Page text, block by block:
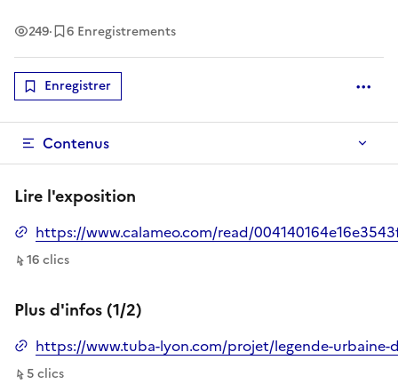
249Vues
· 6 Enregistrements
Enregistrer
Contenus
Lire l'exposition
https://www.calameo.com/read/
Ouverture dans un nouvel onglet
16clics
sur ce lien
Plus d'infos (1/2)
https://www.tuba-lyon.com/projet/legende-urbaine-
Ouverture dans un nouvel onglet
5clics
sur ce lien